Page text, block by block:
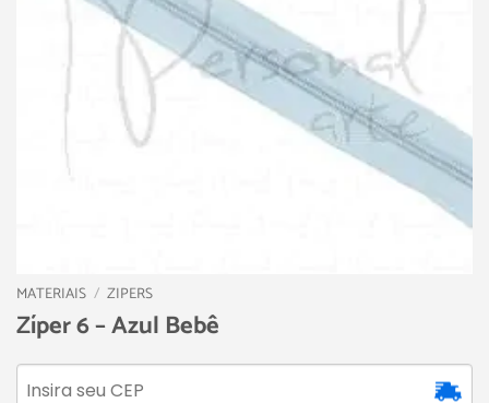
MATERIAIS / ZIPERS
Zíper 6 – Azul Bebê